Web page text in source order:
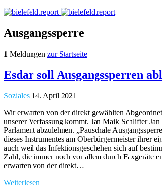
Ausgangssperre
1 Meldungen zur Startseite
Esdar soll Ausgangssperren
Soziales 14. April 2021
Wir erwarten von der direkt gewählten
unserer Verfassung kommt. Jan Maik Schlifter
Parlament abzulehnen. „Pauschale
dieses Instrumentes am Oberbürgermeister ihrer
auch weil das Infektionsgeschehen sich auf
Zahl, die immer noch vor allem durch Faxgeräte
erwarten von der direkt…
Weiterlesen